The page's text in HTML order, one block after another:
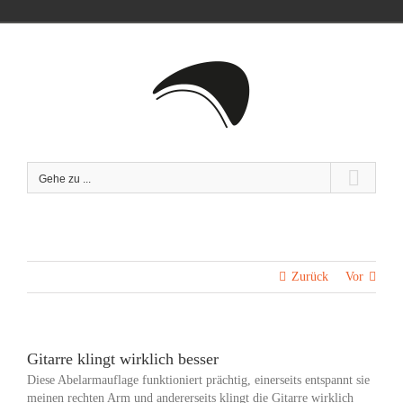
Gehe zu ...
Zurück Vor
Gitarre klingt wirklich besser
Diese Abelarmauflage funktioniert prächtig, einerseits entspannt sie
meinen rechten Arm und andererseits klingt die Gitarre wirklich